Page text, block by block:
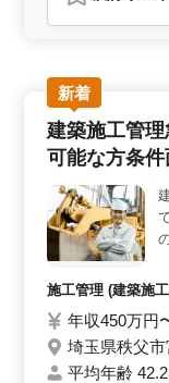
＜建築工事の代
現場を代理し、
の統括を担当し
ExcelやWordの
年以上ある方
＞ 正社員・契約
からの車通勤が
間が変更可能で
り、通勤手当
業務内容と特記
やマンションの
の代理人として
ョンです。
新着
建築施工管
可能な方条
施工管理 (建築施
年収450万
埼玉県秩父
平均年齢